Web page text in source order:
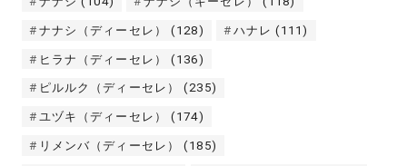
ナナシ（ディーセレ） (128) ハナレ (111)
ヒラナ（ディーセレ） (136)
ピルルク（ディーセレ） (235)
ユヅキ（ディーセレ） (174)
リメンバ（ディーセレ） (185)